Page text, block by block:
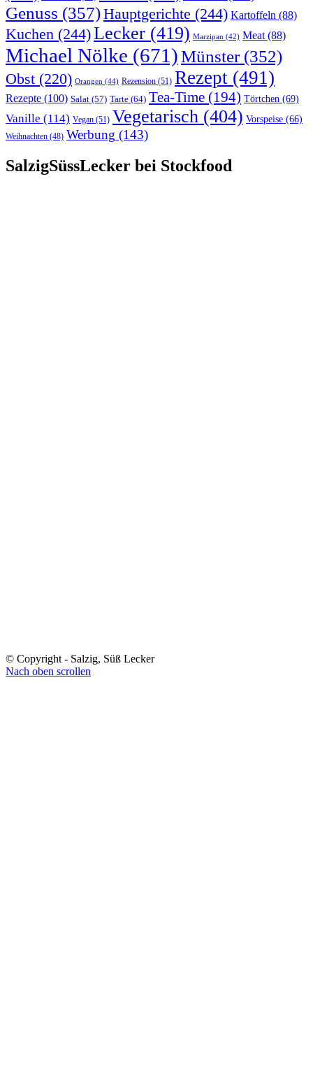
Genuss (357)Hauptgerichte (244) Kartoffeln (88)
Kuchen (244)Lecker (419) Marzipan (42) Meat(88)
Michael Nölke (671)Münster(352)
Obst (220) Orangen (44) Rezension (51) Rezept (491)
Rezepte (100) Salat (57) Tarte (64) Tea-Time (194) Törtchen (69)
Vanille (114) Vegan (51) Vegetarisch (404) Vorspeise (66)
Weihnachten (48) Werbung (143)
SalzigSüssLecker bei Stockfood
© Copyright - Salzig, Süß Lecker
Nach oben scrollen